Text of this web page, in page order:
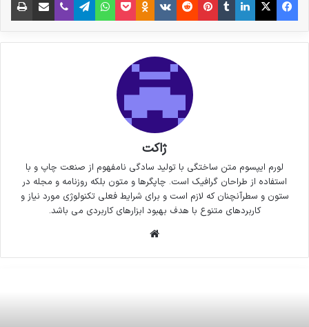
ژاکت
لورم ایپسوم متن ساختگی با تولید سادگی نامفهوم از صنعت چاپ و با
استفاده از طراحان گرافیک است. چاپگرها و متون بلکه روزنامه و مجله در
ستون و سطرآنچنان که لازم است و برای شرایط فعلی تکنولوژی مورد نیاز و
کاربردهای متنوع با هدف بهبود ابزارهای کاربردی می باشد.